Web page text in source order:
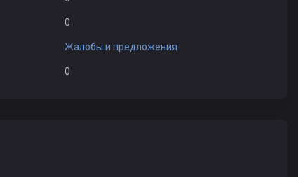
0
Жалобы и предложения
0